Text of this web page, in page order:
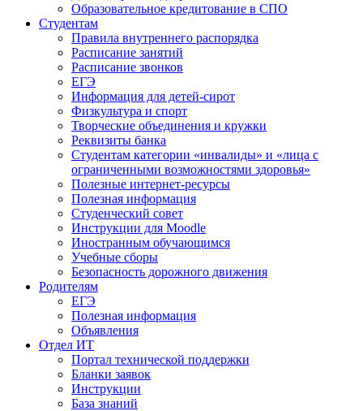
Образовательное кредитование в СПО
Студентам
Правила внутреннего распорядка
Расписание занятий
Расписание звонков
ЕГЭ
Информация для детей-сирот
Физкультура и спорт
Творческие объединения и кружки
Реквизиты банка
Студентам категории «инвалиды» и «лица с
ограниченными возможностями здоровья»
Полезные интернет-ресурсы
Полезная информация
Студенческий совет
Инструкции для Moodle
Иностранным обучающимся
Учебные сборы
Безопасность дорожного движения
Родителям
ЕГЭ
Полезная информация
Объявления
Отдел ИТ
Портал технической поддержки
Бланки заявок
Инструкции
База знаний